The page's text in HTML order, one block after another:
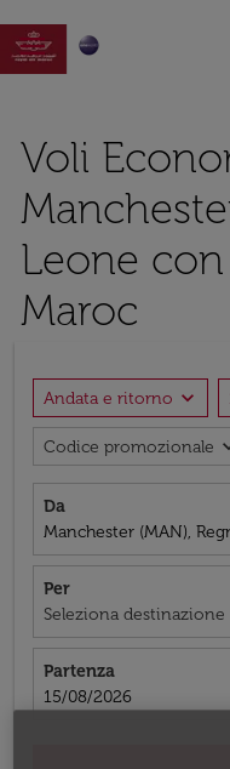

Voli
Leone
Maroc
Andata e ritorno expand_more
Codice promozionale
Da
Manchester (MAN),
Per
Seleziona destinazione
Partenza
fc-booking-departure-
15/08/2026